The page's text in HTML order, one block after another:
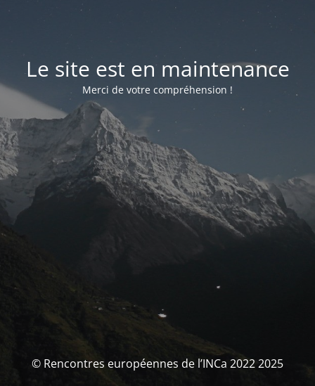
Le site est en maintenance
Merci de votre compréhension !
© Rencontres européennes de l’INCa 2022 2025